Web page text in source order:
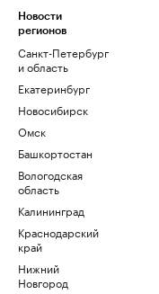
Новости
регионов
Санкт-Петербург
и область
Екатеринбург
Новосибирск
Омск
Башкортостан
Вологодская
область
Калининград
Краснодарский
край
Нижний
Новгород